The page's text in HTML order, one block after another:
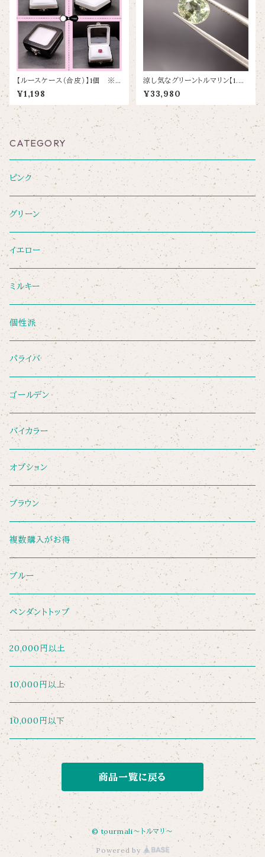
【ルースケース（合皮）】1個 ※ク
ッション部分は裏表黒と白のリバ
ーシブル！（写真あり）
¥1,198
涼し気なグリーントルマリン【1.58
ct/7.6×6.4】
¥33,980
CATEGORY
ピンク
グリーン
イエロー
ミルキー
個性派
パライバ
ゴールデン
バイカラー
オプション
ブラウン
複数購入がお得
ブルー
ペンダントトップ
20,000円以上
10,000円以上
10,000円以下
商品一覧に戻る
© tourmali～トルマリ～
Powered by